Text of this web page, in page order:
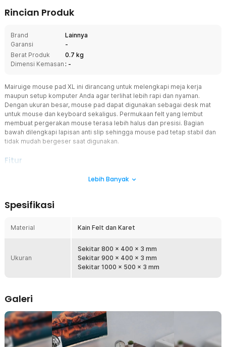
Rincian Produk
Brand
Lainnya
Garansi
-
Berat Produk
0.7 kg
Dimensi Kemasan : -
Mairuige mouse pad XL ini dirancang untuk melengkapi meja kerja
maupun setup komputer Anda agar terlihat lebih rapi dan nyaman.
Dengan ukuran besar, mouse pad dapat digunakan sebagai desk mat
untuk mouse dan keyboard sekaligus. Permukaan felt yang lembut
membuat pergerakan mouse terasa lebih halus dan presisi. Bagian
bawah dilengkapi lapisan anti slip sehingga mouse pad tetap stabil dan
tidak mudah bergeser saat digunakan.
Fitur
luas ini memberikan ruang gerak lebih nyaman saat bekerja, belajar,
Permukaan Felt Halus dan Presisi
sehingga pergerakan mouse menjadi lebih halus dan presisi.
Material ini membantu sensor mouse bekerja lebih stabil saat
digunakan untuk berbagai aktivitas.
menahan posisi mouse pad tetap stabil di atas meja. Hal ini
membantu mencegah mouse pad bergeser saat digunakan.
Jahitan Tepi Lebih Tahan Lama
Bagian tepi mouse pad dilengkapi jahitan yang rapi untuk
mencegah kerusakan atau pengelupasan pada bagian pinggir.
Lebih Banyak
Spesifikasi
Material Kain Felt dan Karet
Ukuran
Sekitar 800 x 400 x 3 mm
Sekitar 900 x 400 x 3 mm
Sekitar 1000 x 500 x 3 mm
Galeri